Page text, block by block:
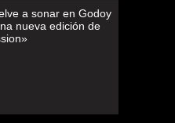
a sonar en Godoy
nueva edición de